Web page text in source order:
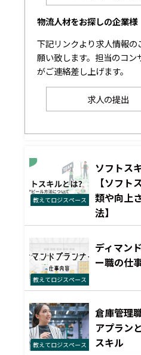
物流人材をお探しの企業様
下記リンクより求人情報の
願い致します。担当のコン
がご連絡差し上げます。
求人の提出
教えてロジスペース
ソフトス
【ソフト
類や向上
法】
教えてロジスペース
ディマン
ー職の仕
教えてロジスペース
倉庫管理
アプラン
スキル